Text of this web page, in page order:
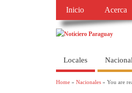
Inicio Acerca
Locales
Home » Nacionales » You are